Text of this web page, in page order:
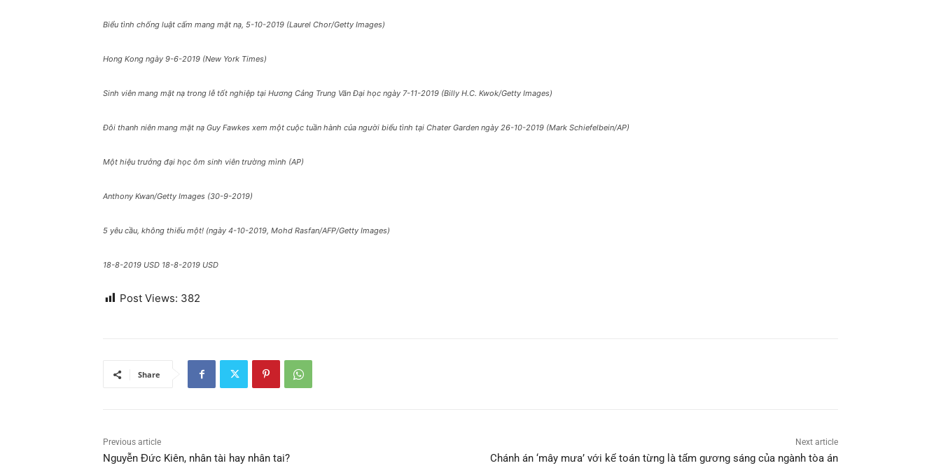
Biểu tình chống luật cấm mang mặt nạ, 5-10-2019 (Laurel Chor/Getty Images)
Hong Kong ngày 9-6-2019 (New York Times)
Sinh viên mang mặt nạ trong lễ tốt nghiệp tại Hương Cảng Trung Văn Đại học ngày 7-11-2019 (Billy H.C. Kwok/Getty Images)
Đôi thanh niên mang mặt nạ Guy Fawkes xem một cuộc tuần hành của người biểu tình tại Chater Garden ngày 26-10-2019 (Mark Schiefelbein/AP)
Một hiệu trưởng đại học ôm sinh viên trường mình (AP)
Anthony Kwan/Getty Images (30-9-2019)
5 yêu cầu, không thiếu một! (ngày 4-10-2019, Mohd Rasfan/AFP/Getty Images)
18-8-2019 USD 18-8-2019 USD
Post Views: 382
Share
Previous article
Nguyễn Đức Kiên, nhân tài hay nhân tai?
Next article
Chánh án ‘mây mưa’ với kế toán từng là tấm gương sáng của ngành tòa án